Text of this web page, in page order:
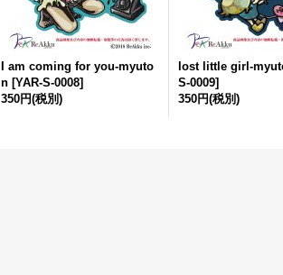
I am coming for you-myuto
n [YAR-S-0008]
350円(税別)
lost little girl-
S-0009]
350円(税別)